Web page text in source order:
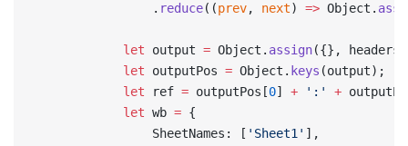
                .
reduce((prev, next) => Object.
            let
output = Object. assign({},
            let
outputPos = Object. keys (output);
            let
ref = outputPos[0] + ':' +
            let
wb = {
                SheetNames: [
'Sheet1' ],